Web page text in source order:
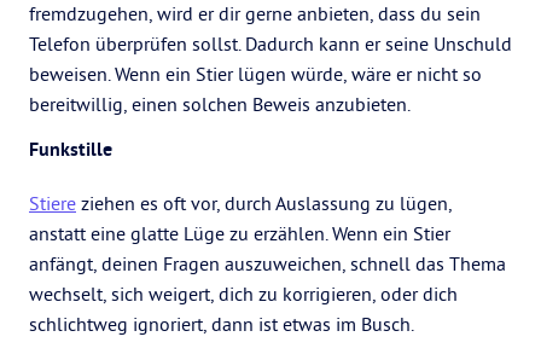
fremdzugehen, wird er dir gerne anbieten, dass du sein
Telefon überprüfen sollst. Dadurch kann er seine Unschuld
beweisen. Wenn ein Stier lügen würde, wäre er nicht so
bereitwillig, einen solchen Beweis anzubieten.
Funkstille
Stiere ziehen es oft vor, durch Auslassung zu lügen,
anstatt eine glatte Lüge zu erzählen. Wenn ein Stier
anfängt, deinen Fragen auszuweichen, schnell das Thema
wechselt, sich weigert, dich zu korrigieren, oder dich
schlichtweg ignoriert, dann ist etwas im Busch.